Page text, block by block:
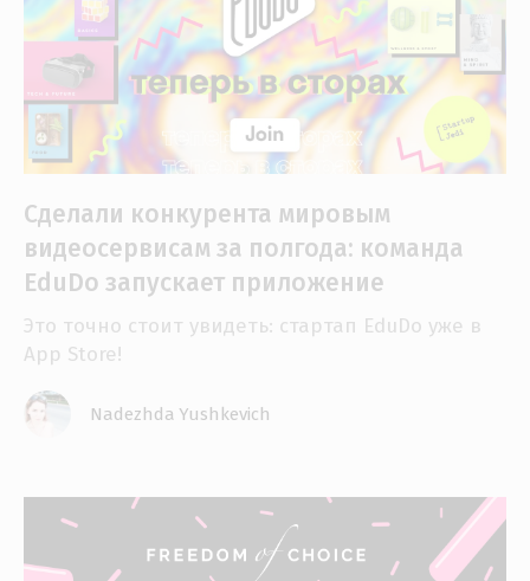
Сделали конкурента мировым
видеосервисам за полгода: команда
EduDo запускает приложение
Это точно стоит увидеть: стартап EduDo уже в
App Store!
Nadezhda Yushkevich